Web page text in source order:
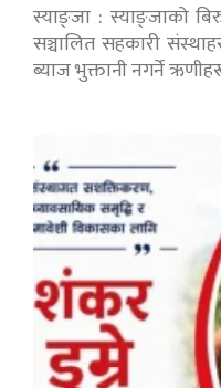
स्याङ्जा : स्याङ्जाको
सञ्चालित सहकारी
ब्याज भुक्तानी नगर्ने